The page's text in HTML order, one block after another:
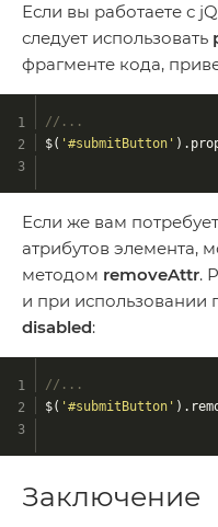
Если вы работаете с
следует использовать
фрагменте кода,
//...
$( '#submitButton'
Если же вам
атрибутов элемента,
методом removeAttr.
и при использовании
disabled:
//...
$( '#submitButton'
Заключение